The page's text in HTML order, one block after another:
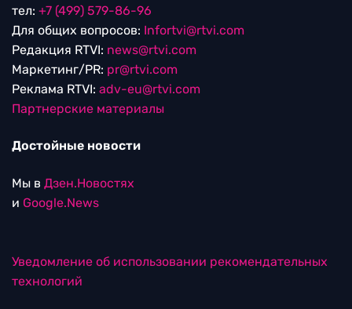
тел: +7 (499) 579-86-96
Для общих вопросов: Infortvi@rtvi.com
Редакция RTVI: news@rtvi.com
Маркетинг/PR: pr@rtvi.com
Реклама RTVI: adv-eu@rtvi.com
Партнерские материалы
Достойные новости
Мы в Дзен.Новостях
и Google.News
Уведомление об использовании рекомендательных
технологий